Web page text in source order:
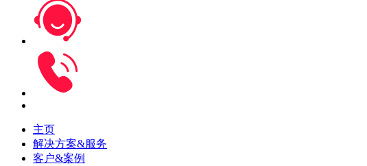
主页
解决方案&服务
客户&案例